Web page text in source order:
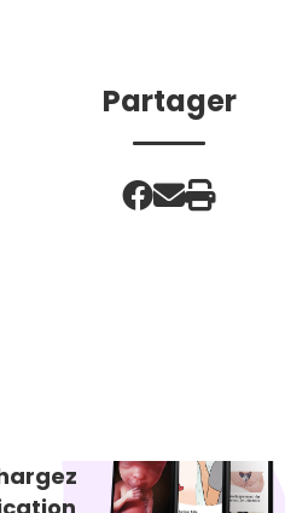
Partager